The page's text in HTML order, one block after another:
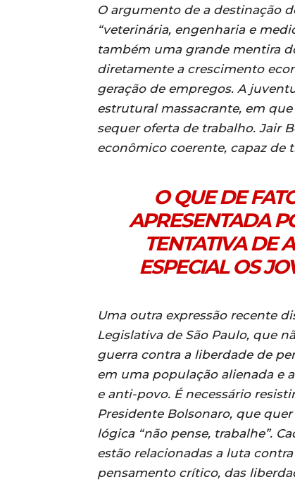
O argumento de a destinação
“veterinária, engenharia e
também uma grande mentira
diretamente a crescimento
geração de empregos. A
estrutural massacrante, em
sequer oferta de trabalho. Jair
econômico coerente, capaz de
O QUE DE
APRESENTADA
TENTATIVA DE
ESPECIAL OS
Uma outra expressão recente
Legislativa de São Paulo, que
guerra contra a liberdade de
em uma população alienada e
e anti-povo. É necessário
Presidente Bolsonaro, que
lógica “não pense, trabalhe”.
estão relacionadas a luta
pensamento crítico, das